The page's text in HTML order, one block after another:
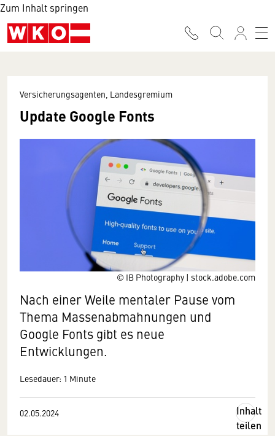
Zum Inhalt springen
© IB Photography | stock.adobe.com
Versicherungsagenten, Landesgremium
Update Google Fonts
Nach einer Weile mentaler Pause vom
Thema Massenabmahnungen und
Google Fonts gibt es neue
Entwicklungen.
Lesedauer: 1 Minute
02.05.2024
Inhalt
teilen